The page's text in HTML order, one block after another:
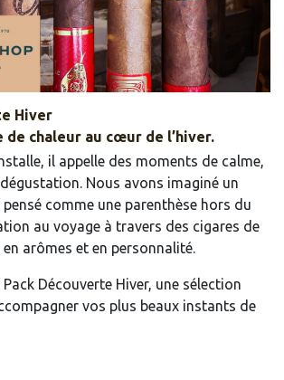
Hiver
de chaleur au cœur de l’hiver.
il appelle des moments de calme,
Nous avons imaginé un
comme une parenthèse hors du
au voyage à travers des cigares de
arômes et en personnalité.
Découverte Hiver, une sélection
vos plus beaux instants de